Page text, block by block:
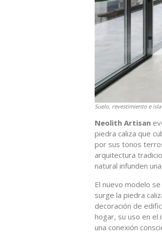
Suelo, revestimiento e
Neolith Artisan
piedra caliza que
por sus tonos
arquitectura
natural infunden
El nuevo modelo
surge la piedra
decoración de
hogar, su uso en el
una conexión